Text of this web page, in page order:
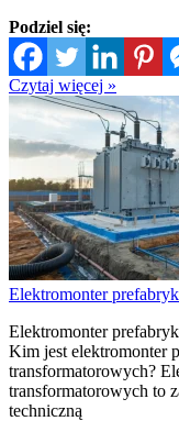
Podziel się:
Czytaj więcej »
Elektromonter
Elektromonter
Kim jest elektromonter
transformatorowych?
transformatorowych to
techniczną